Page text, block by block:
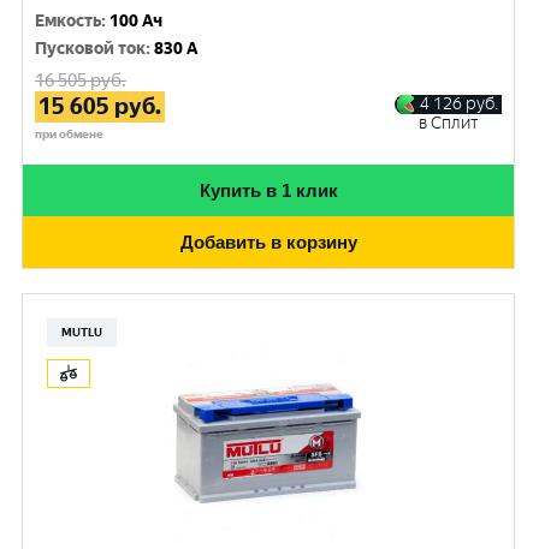
Емкость: 100 Ач
Пусковой ток:830 A
16 505руб.
15 605 руб.
при обмене
4 126 руб.
в Сплит
Купить в 1 клик
Добавить в корзину
MUTLU